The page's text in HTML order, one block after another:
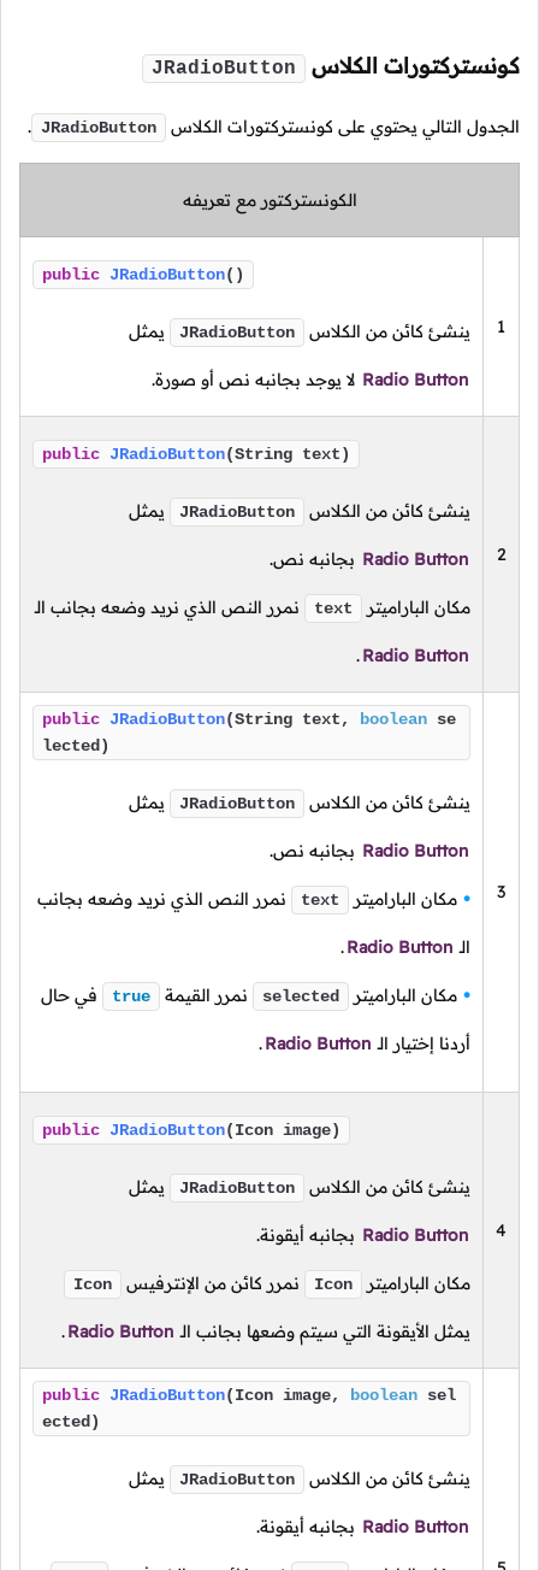
كونستركتورات الكلاس JRadioButton
الجدول التالي يحتوي على كونستركتورات الكلاس JRadioButton
.
الكونستركتور مع تعريفه
1
public JRadioButton()
ينشئ كائن من الكلاس JRadioButton يمثل
Radio Button لا يوجد بجانبه نص أو صورة.
2
public JRadioButton(String text)
ينشئ كائن من الكلاس JRadioButton يمثل
Radio Button بجانبه نص.
مكان الباراميتر text نمرر النص الذي نريد وضعه بجانب الـ
Radio Button
.
3
public JRadioButton(String text, boolean se
lected)
ينشئ كائن من الكلاس JRadioButton يمثل
Radio Button بجانبه نص.
مكان الباراميتر text نمرر النص الذي نريد وضعه بجانب
الـ Radio Button
.
مكان الباراميتر selected نمرر القيمة true في حال
أردنا إختيار الـ Radio Button
.
4
public JRadioButton(Icon image)
ينشئ كائن من الكلاس JRadioButton يمثل
Radio Button بجانبه أيقونة.
مكان الباراميتر Icon نمرر كائن من الإنترفيس Icon
يمثل الأيقونة التي سيتم وضعها بجانب الـ Radio Button
.
public JRadioButton(Icon image, boolean sel
ected)
ينشئ كائن من الكلاس JRadioButton يمثل
Radio Button بجانبه أيقونة.